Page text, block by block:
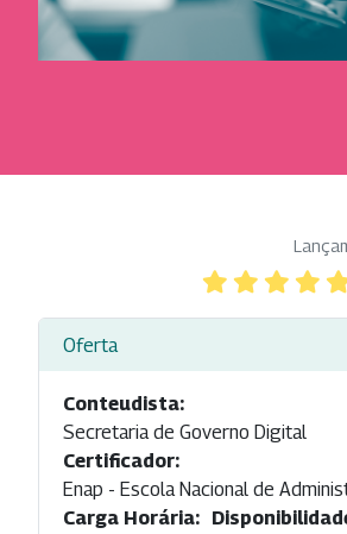
Oferta
Conteudista:
Secretaria de Governo Digital
Certificador:
Enap - Escola Nacional de
Carga Horária: